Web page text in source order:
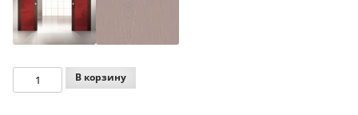
Количество
Agoprofil
В корзину